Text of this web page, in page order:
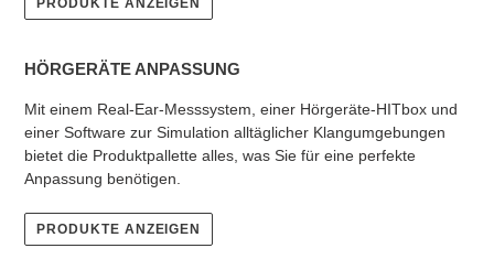
PRODUKTE ANZEIGEN
HÖRGERÄTE ANPASSUNG
Mit einem Real-Ear-Messsystem, einer Hörgeräte-HITbox und
einer Software zur Simulation alltäglicher Klangumgebungen
bietet die Produktpallette alles, was Sie für eine perfekte
Anpassung benötigen.
PRODUKTE ANZEIGEN